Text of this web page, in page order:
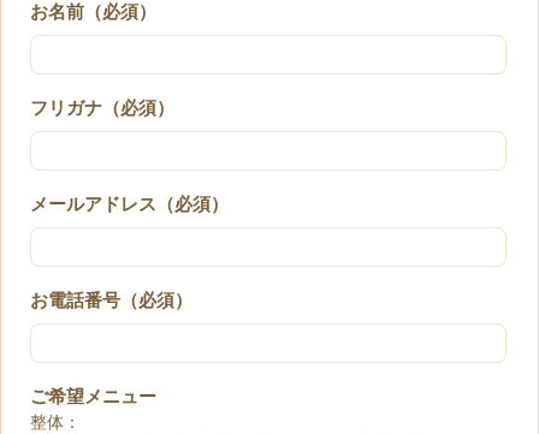
お名前（必須）
フリガナ（必須）
メールアドレス（必須）
お電話番号（必須）
ご希望メニュー
整体：